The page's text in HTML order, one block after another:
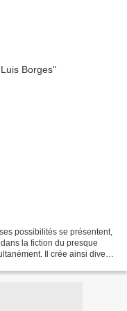
possibilités se présentent,
la fiction du presque
Il crée ainsi divers